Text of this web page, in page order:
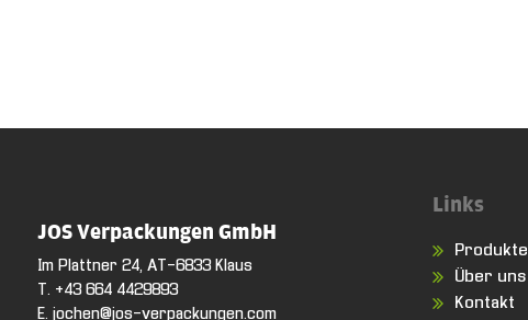
JOS Verpackungen GmbH
Im Plattner 24, AT-6833 Klaus
T. +43 664 4429893
E. jochen@jos-verpackungen.com
Links
Produkte
Über uns
Kontakt